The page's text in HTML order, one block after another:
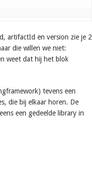
artifactId en version zie je 2
die willen we niet:
weet dat hij het blok
tevens een
die bij elkaar horen. De
een gedeelde library in